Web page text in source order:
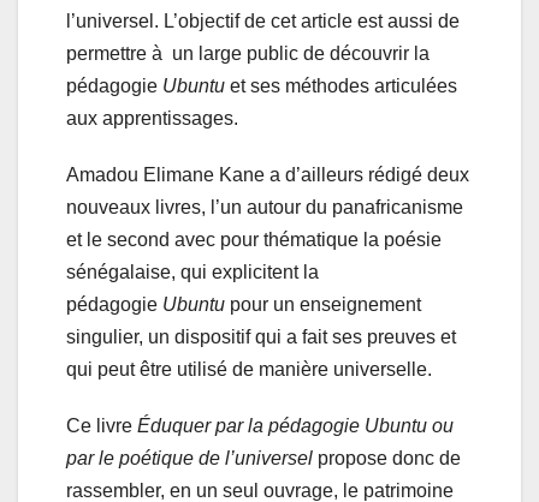
l’universel. L’objectif de cet article est aussi de
permettre à un large public de découvrir la
pédagogie Ubuntu et ses méthodes articulées
aux apprentissages.
Amadou Elimane Kane a d’ailleurs rédigé deux
nouveaux livres, l’un autour du panafricanisme
et le second avec pour thématique la poésie
sénégalaise, qui explicitent la
pédagogie Ubuntu pour un enseignement
singulier, un dispositif qui a fait ses preuves et
qui peut être utilisé de manière universelle.
​Ce livre Éduquer par la pédagogie Ubuntu ou
par le poétique de l’universel propose donc de
rassembler, en un seul ouvrage, le patrimoine